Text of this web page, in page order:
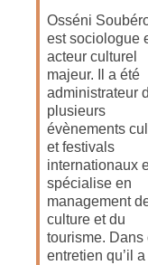
Osséni
est sociologue
acteur culturel
majeur. Il a été
administrateur
plusieurs
évènements
et festivals
internationaux
spécialise en
management
culture et du
tourisme. Dans
entretien qu’il a